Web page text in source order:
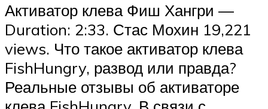
Активатор клева Фиш Хангри —
Duration: 2:33. Стас Мохин 19,221
views. Что такое активатор клева
FishHungry, развод или правда?
Реальные отзывы об активаторе